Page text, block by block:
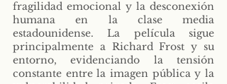
fragilidad emocional y la desconexión
humana en la clase media
estadounidense. La película sigue
principalmente a Richard Frost y su
entorno, evidenciando la tensión
constante entre la imagen pública y la